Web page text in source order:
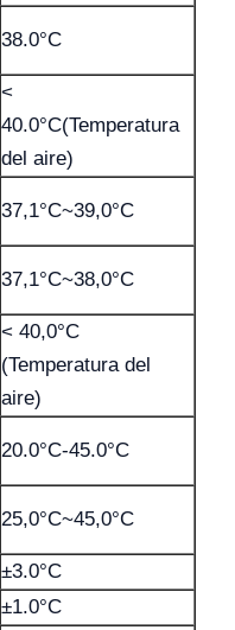
38.0°C
<
40.0°C(Temperatura
del aire)
37,1°C~39,0°C
37,1°C~38,0°C
< 40,0°C
(Temperatura del
aire)
20.0°C-45.0°C
25,0°C~45,0°C
±3.0°C
±1.0°C